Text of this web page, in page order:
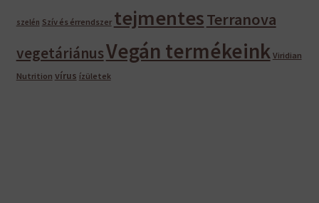
szelén Szív és érrendszer tejmentesTerranova
vegetáriánusVegán termékeink Viridian
Nutrition vírus ízületek